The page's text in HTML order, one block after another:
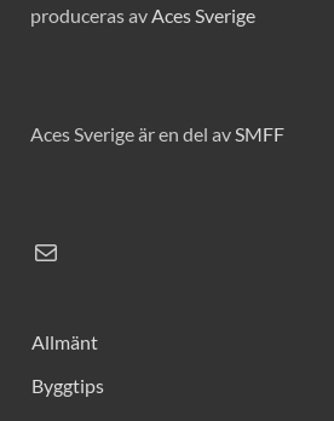
produceras avAces Sverige
Aces Sverige är en del avSMFF
Allmänt
Byggtips